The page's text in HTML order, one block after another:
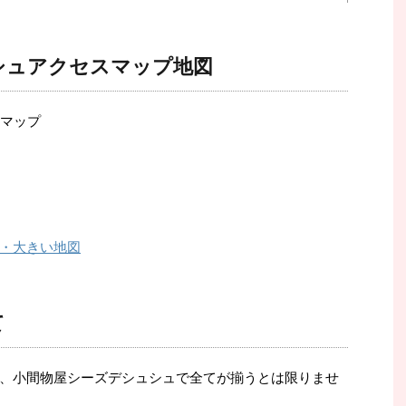
アクセスマップ地図
大きい地図
小間物屋シーズデシュシュで全てが揃うとは限りませ